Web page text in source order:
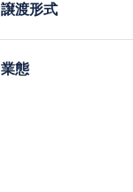
譲渡形式
業態